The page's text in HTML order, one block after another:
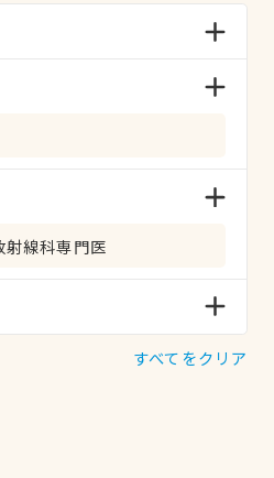
射線科専門医
すべてをクリア